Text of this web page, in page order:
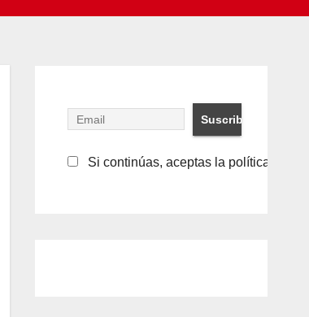
Si continúas, aceptas la política de